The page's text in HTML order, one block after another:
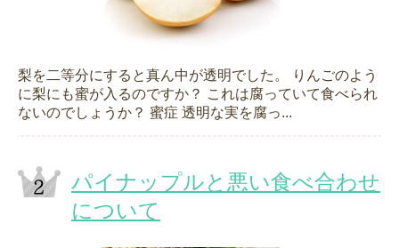
梨を二等分にすると真ん中が透明でした。 りんごのよう
に梨にも蜜が入るのですか？ これは腐っていて食べられ
ないのでしょうか？ 蜜症 透明な実を腐っ...
パイナップルと悪い食べ合わせ
について